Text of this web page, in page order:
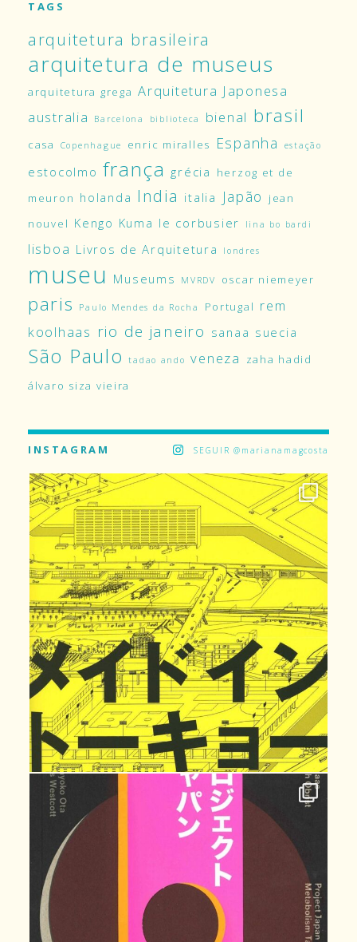
TAGS
arquitetura brasileira
arquitetura de museus
arquitetura grega Arquitetura Japonesa
australia
Barcelona biblioteca bienal brasil
casa Copenhague enric miralles Espanha estação
estocolmo frança grécia
herzog et de
meuron holanda India italia Japão
jean
nouvel Kengo Kuma le corbusier lina bo bardi
lisboa Livros de Arquitetura londres
museu Museums MVRDV oscar niemeyer
paris Paulo Mendes da Rocha Portugal rem
koolhaas rio de janeiro sanaa suecia
São Paulo tadao ando veneza
zaha hadid
álvaro siza vieira
INSTAGRAM SEGUIR @marianamagcosta